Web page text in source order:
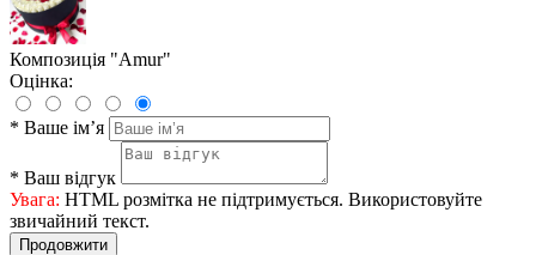
Композиція "Amur"
Оцінка:
* Ваше ім’я
* Ваш відгук
Увага: HTML розмітка не підтримується. Використовуйте
звичайний текст.
Продовжити